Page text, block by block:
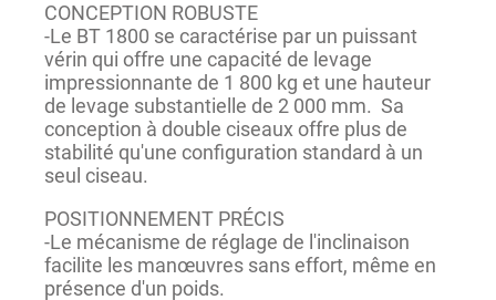
CONCEPTION ROBUSTE
-Le BT 1800 se caractérise par un puissant
vérin qui offre une capacité de levage
impressionnante de 1 800 kg et une hauteur
de levage substantielle de 2 000 mm. Sa
conception à double ciseaux offre plus de
stabilité qu'une configuration standard à un
seul ciseau.
POSITIONNEMENT PRÉCIS
-Le mécanisme de réglage de l'inclinaison
facilite les manœuvres sans effort, même en
présence d'un poids.